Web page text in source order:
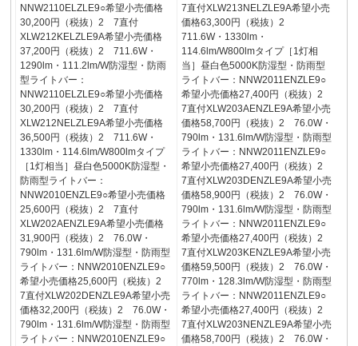
NNW2110ELZLE9○希望小売価格
30,200円（税抜）2 7直付
XLW212KELZLE9A希望小売価格
37,200円（税抜）2 711.6W・
1290lm・111.2lm/W防湿型・防雨
型ライトバー：
NNW2110ELZLE9○希望小売価格
30,200円（税抜）2 7直付
XLW212NELZLE9A希望小売価格
36,500円（税抜）2 711.6W・
1330lm・114.6lm/W800lmタイプ
［1灯相当］昼白色5000K防湿型・
防雨型ライトバー：
NNW2010ENZLE9○希望小売価格
25,600円（税抜）2 7直付
XLW202AENZLE9A希望小売価格
31,900円（税抜）2 76.0W・
790lm・131.6lm/W防湿型・防雨型
ライトバー：NNW2010ENZLE9○
希望小売価格25,600円（税抜）2
7直付XLW202DENZLE9A希望小売
価格32,200円（税抜）2 76.0W・
790lm・131.6lm/W防湿型・防雨型
ライトバー：NNW2010ENZLE9○
7直付XLW213NELZLE9A希望小売
価格63,300円（税抜）2
711.6W・1330lm・
114.6lm/W800lmタイプ［1灯相
当］昼白色5000K防湿型・防雨型
ライトバー：NNW2011ENZLE9○
希望小売価格27,400円（税抜）2
7直付XLW203AENZLE9A希望小売
価格58,700円（税抜）2 76.0W・
790lm・131.6lm/W防湿型・防雨型
ライトバー：NNW2011ENZLE9○
希望小売価格27,400円（税抜）2
7直付XLW203DENZLE9A希望小売
価格58,900円（税抜）2 76.0W・
790lm・131.6lm/W防湿型・防雨型
ライトバー：NNW2011ENZLE9○
希望小売価格27,400円（税抜）2
7直付XLW203KENZLE9A希望小売
価格59,500円（税抜）2 76.0W・
770lm・128.3lm/W防湿型・防雨型
ライトバー：NNW2011ENZLE9○
希望小売価格27,400円（税抜）2
7直付XLW203NENZLE9A希望小売
価格58,700円（税抜）2 76.0W・